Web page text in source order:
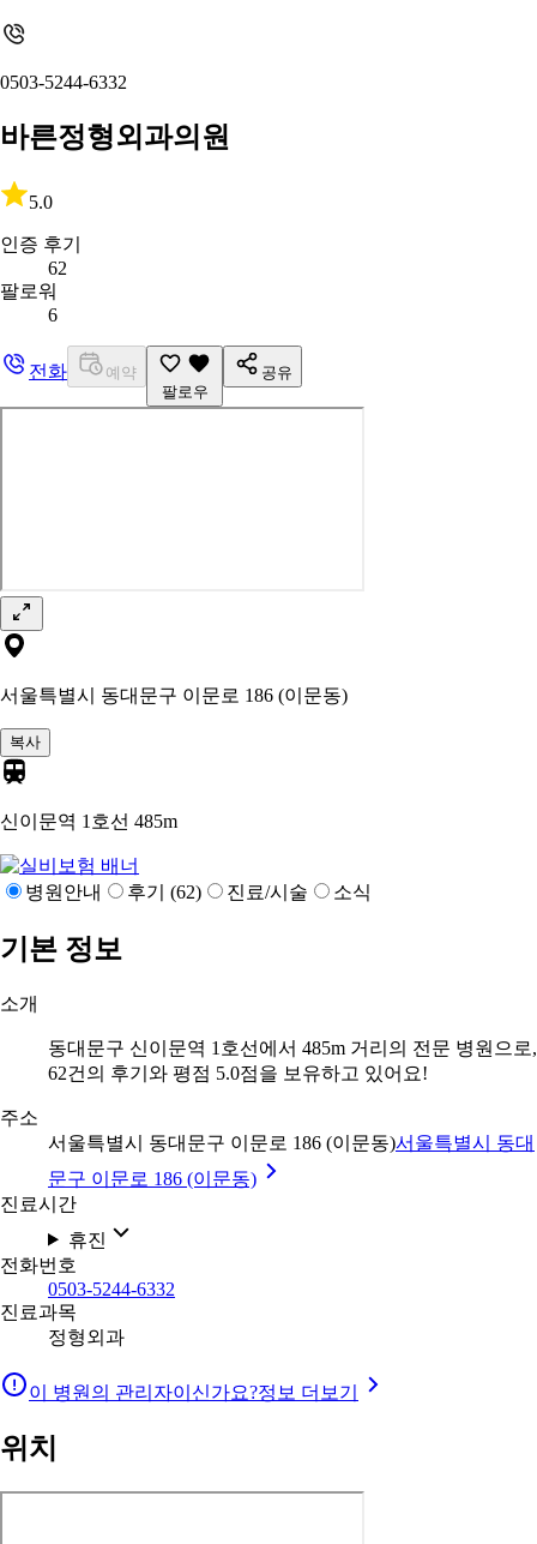
0503-5244-6332
바른정형외과의원
5.0
인증 후기
62
팔로워
6
전화
예약
팔로우
공유
서울특별시 동대문구 이문로 186 (이문동)
복사
신이문역 1호선 485m
병원안내 후기 (62) 진료/시술 소식
기본 정보
소개
동대문구 신이문역 1호선에서 485m 거리의 전문 병원으로,
62건의 후기와 평점 5.0점을 보유하고 있어요!
주소
서울특별시 동대문구 이문로 186 (이문동)서울특별시 동대
문구 이문로 186 (이문동)
진료시간
휴진
전화번호
0503-5244-6332
진료과목
정형외과
이 병원의 관리자이신가요?정보 더보기
위치